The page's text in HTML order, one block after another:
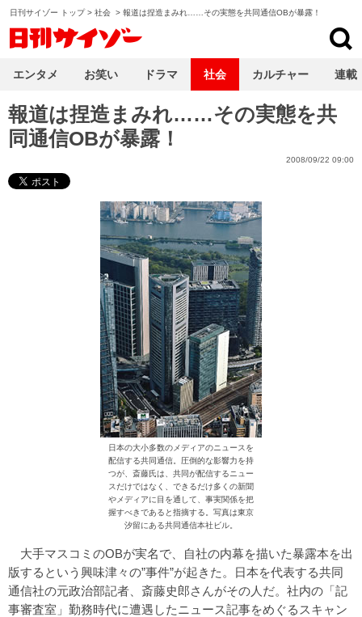
日刊サイゾー トップ> 社会 > 報道は捏造まみれ……その実態を共同通信OBが暴露！
報道は捏造まみれ……その実態を共
同通信OBが暴露！
2008/09/22 09:00
日本の大小多数のメディアのニュースを
配信する共同通信。圧倒的な影響力を持
つが、斎藤氏は、共同が配信するニュー
スだけではなく、できるだけ多くの新聞
やメディアに目を通して、事実関係を把
握すべきであると指摘する。写真は東京
汐留にある共同通信本社ビル。
大手マスコミのOBが実名で、自社の内幕を描いた暴露本を出
版するという興味津々の”事件”が起きた。日本を代表する共同
通信社の元政治部記者、斎藤史郎さんがその人だ。社内の「記
事審査室」勤務時代に遭遇したニュース記事をめぐるスキャン
エンタメ お笑い ドラマ 社会 カルチャー 連載